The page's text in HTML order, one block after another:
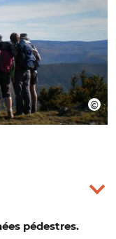
pédestres.